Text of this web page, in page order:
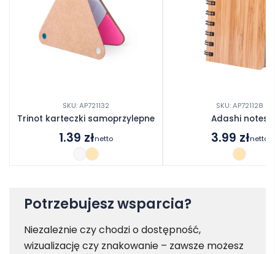
SKU: AP721132
Trinot karteczki samoprzylepne
1.39 złnetto
SKU: AP721128
Adashi notes
3.99 złnetto
Potrzebujesz wsparcia?
Niezależnie czy chodzi o dostępność,
wizualizację czy znakowanie – zawsze możesz